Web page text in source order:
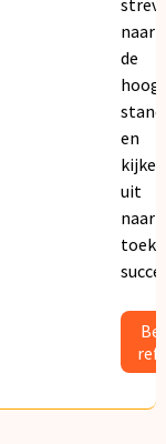
naar
de
en
kijken
uit
naar